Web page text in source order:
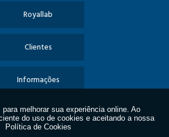
Royallab
Clientes
Informações
Contato